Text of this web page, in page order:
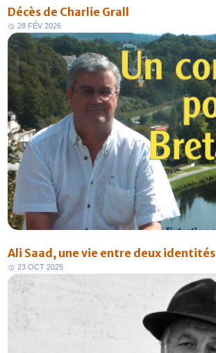
Décès de Charlie Grall
28 FÉV 2026
Ali Saad, une vie entre deux identités
23 OCT 2025